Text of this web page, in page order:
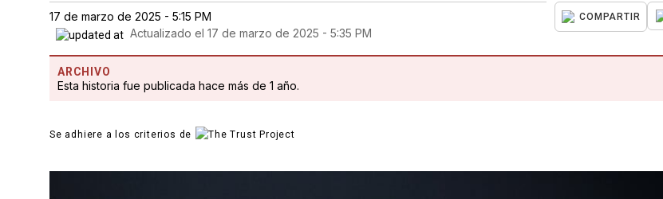
17 de marzo de 2025 - 5:15 PM
Actualizado el17 de marzo de 2025 - 5:35 PM
COMPARTIR
ARCHIVO
Esta historia fue publicada hace más de 1 año.
Se adhiere a los criterios de